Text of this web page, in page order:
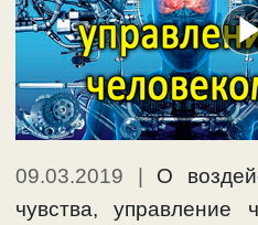
09.03.2019
О
чувства, управление